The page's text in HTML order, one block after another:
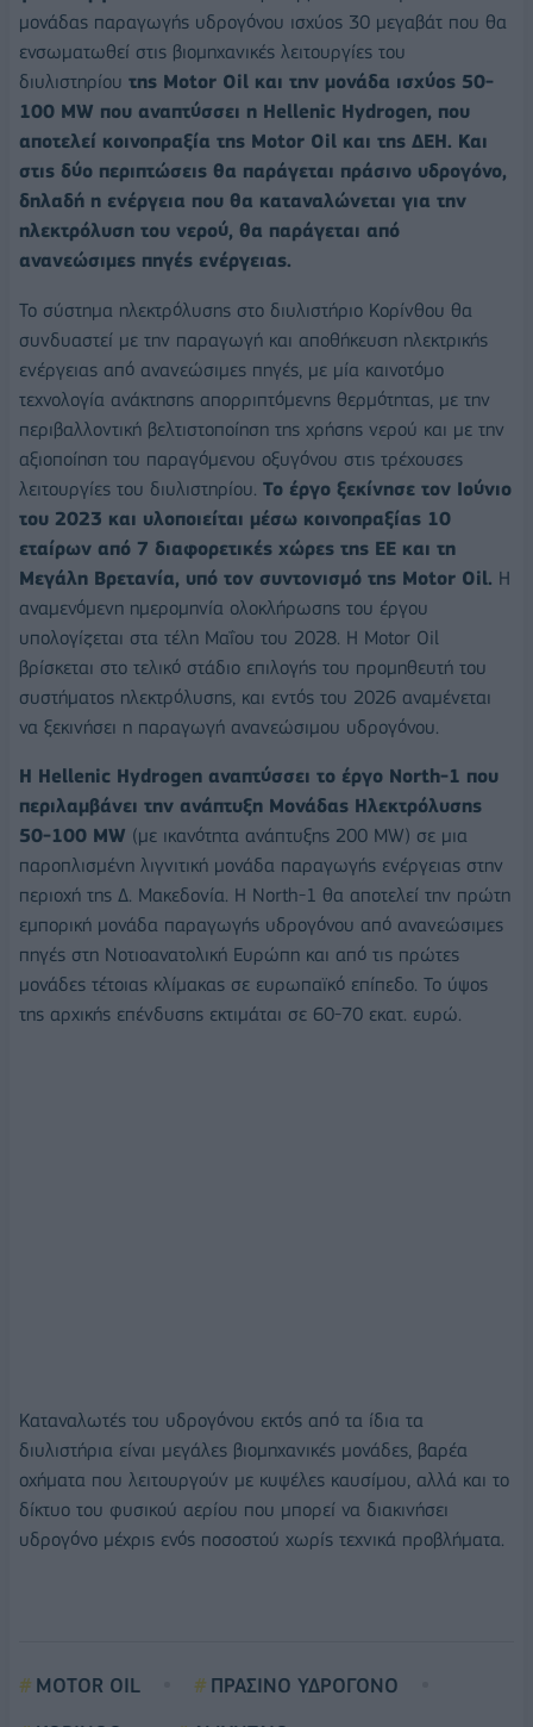
μονάδας παραγωγής υδρογόνου ισχύος 30 μεγαβάτ που θα
ενσωματωθεί στις βιομηχανικές λειτουργίες του
διυλιστηρίου της Motor Oil και την μονάδα ισχύος 50-
100 MW που αναπτύσσει η Hellenic Hydrogen, που
αποτελεί κοινοπραξία της Motor Oil και της ΔΕΗ. Και
στις δύο περιπτώσεις θα παράγεται πράσινο υδρογόνο,
δηλαδή η ενέργεια που θα καταναλώνεται για την
ηλεκτρόλυση του νερού, θα παράγεται από
ανανεώσιμες πηγές ενέργειας.
Το σύστημα ηλεκτρόλυσης στο διυλιστήριο Κορίνθου θα
συνδυαστεί με την παραγωγή και αποθήκευση ηλεκτρικής
ενέργειας από ανανεώσιμες πηγές, με μία καινοτόμο
τεχνολογία ανάκτησης απορριπτόμενης θερμότητας, με την
περιβαλλοντική βελτιστοποίηση της χρήσης νερού και με την
αξιοποίηση του παραγόμενου οξυγόνου στις τρέχουσες
λειτουργίες του διυλιστηρίου. Το έργο ξεκίνησε τον Ιούνιο
του 2023 και υλοποιείται μέσω κοινοπραξίας 10
εταίρων από 7 διαφορετικές χώρες της ΕΕ και τη
Μεγάλη Βρετανία, υπό τον συντονισμό της Motor Oil. Η
αναμενόμενη ημερομηνία ολοκλήρωσης του έργου
υπολογίζεται στα τέλη Μαΐου του 2028. Η Motor Oil
βρίσκεται στο τελικό στάδιο επιλογής του προμηθευτή του
συστήματος ηλεκτρόλυσης, και εντός του 2026 αναμένεται
να ξεκινήσει η παραγωγή ανανεώσιμου υδρογόνου.
Η Hellenic Hydrogen αναπτύσσει το έργο North-1 που
περιλαμβάνει την ανάπτυξη Μονάδας Ηλεκτρόλυσης
50-100 MW (με ικανότητα ανάπτυξης 200 MW) σε μια
παροπλισμένη λιγνιτική μονάδα παραγωγής ενέργειας στην
περιοχή της Δ. Μακεδονία. Η North-1 θα αποτελεί την πρώτη
εμπορική μονάδα παραγωγής υδρογόνου από ανανεώσιμες
πηγές στη Νοτιοανατολική Ευρώπη και από τις πρώτες
μονάδες τέτοιας κλίμακας σε ευρωπαϊκό επίπεδο. Το ύψος
της αρχικής επένδυσης εκτιμάται σε 60-70 εκατ. ευρώ.
Καταναλωτές του υδρογόνου εκτός από τα ίδια τα
διυλιστήρια είναι μεγάλες βιομηχανικές μονάδες, βαρέα
οχήματα που λειτουργούν με κυψέλες καυσίμου, αλλά και το
δίκτυο του φυσικού αερίου που μπορεί να διακινήσει
υδρογόνο μέχρις ενός ποσοστού χωρίς τεχνικά προβλήματα.
MOTOR OIL
ΠΡΑΣΙΝΟ ΥΔΡΟΓΟΝΟ